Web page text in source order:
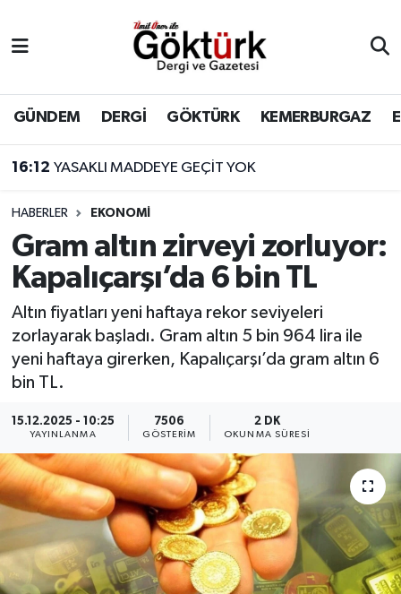
GÜNDEM DERGİ GÖKTÜRK KEMERBURGAZ
16:12 YASAKLI MADDEYE GEÇİT YOK
HABERLER EKONOMİ
Gram altın zirveyi zorluyor:
Kapalıçarşı’da 6 bin TL
Altın fiyatları yeni haftaya rekor seviyeleri
zorlayarak başladı. Gram altın 5 bin 964 lira ile
yeni haftaya girerken, Kapalıçarşı’da gram altın 6
bin TL.
15.12.2025 - 10:25
YAYINLANMA
7506
GÖSTERIM
2 DK
OKUNMA SÜRESI
BİLİM
DERGİ
DÜNYA
EĞİTİM
EKONOMİ
GÖKTÜRK
GÜNDEM
KEMERBURGAZ
KÜLTÜR - SANAT
MAGAZİN
ÖZEL HABER
Eyüpsultan Hava Durumu
Eyüpsultan Trafik Yoğunluk Haritası
Süper Lig Puan Durumu ve Fikstür
Tüm Manşetler
Son Dakika Haberleri
Haber Arşivi